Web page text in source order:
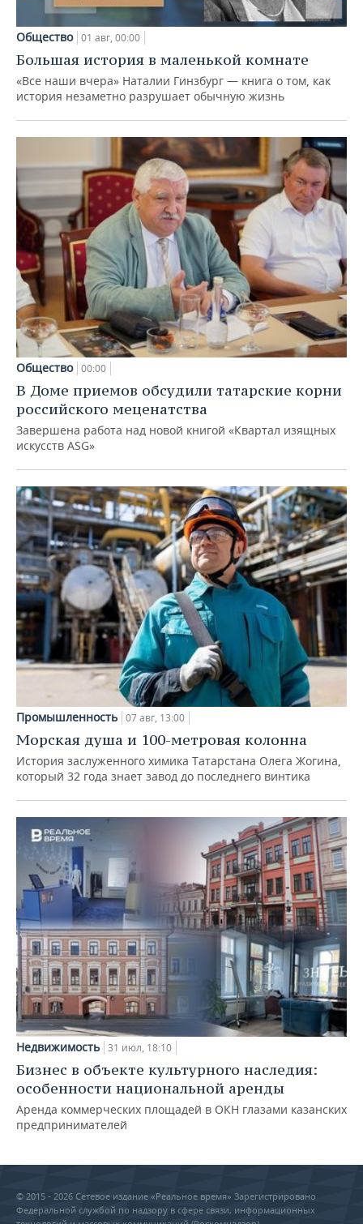
Общество 01 авг, 00:00
Большая история в маленькой комнате
«Все наши вчера» Наталии Гинзбург — книга о том, как
история незаметно разрушает обычную жизнь
Общество 00:00
В Доме приемов обсудили татарские корни
российского меценатства
Завершена работа над новой книгой «Квартал изящных
искусств ASG»
Промышленность 07 авг, 13:00
Морская душа и 100-метровая колонна
История заслуженного химика Татарстана Олега Жогина,
который 32 года знает завод до последнего винтика
Недвижимость 31 июл, 18:10
Бизнес в объекте культурного наследия:
особенности национальной аренды
Аренда коммерческих площадей в ОКН глазами казанских
предпринимателей
© 2015 - 2026 Сетевое издание «Реальное время» Зарегистрировано
Федеральной службой по надзору в сфере связи, информационных